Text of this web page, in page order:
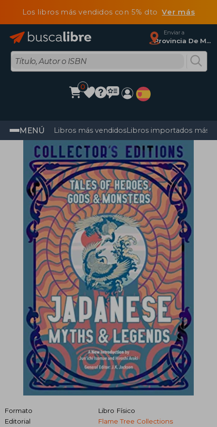
Los libros más vendidos con 5% dtoVer más
Enviar a
Provincia De Madrid
0
MENÚ Libros más vendidosLibros importados más
Formato
Libro Físico
Editorial
Flame Tree Collections